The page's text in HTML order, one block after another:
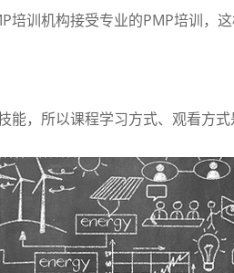
训机构接受专业的PMP培训，这
所以课程学习方式、观看方式